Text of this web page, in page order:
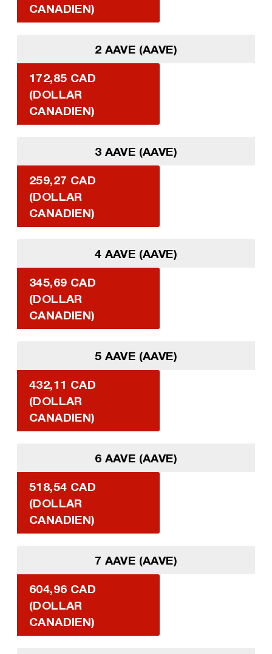
CANADIEN)
2 AAVE (AAVE)
172,85 CAD
(DOLLAR
CANADIEN)
3 AAVE (AAVE)
259,27 CAD
(DOLLAR
CANADIEN)
4 AAVE (AAVE)
345,69 CAD
(DOLLAR
CANADIEN)
5 AAVE (AAVE)
432,11 CAD
(DOLLAR
CANADIEN)
6 AAVE (AAVE)
518,54 CAD
(DOLLAR
CANADIEN)
7 AAVE (AAVE)
604,96 CAD
(DOLLAR
CANADIEN)